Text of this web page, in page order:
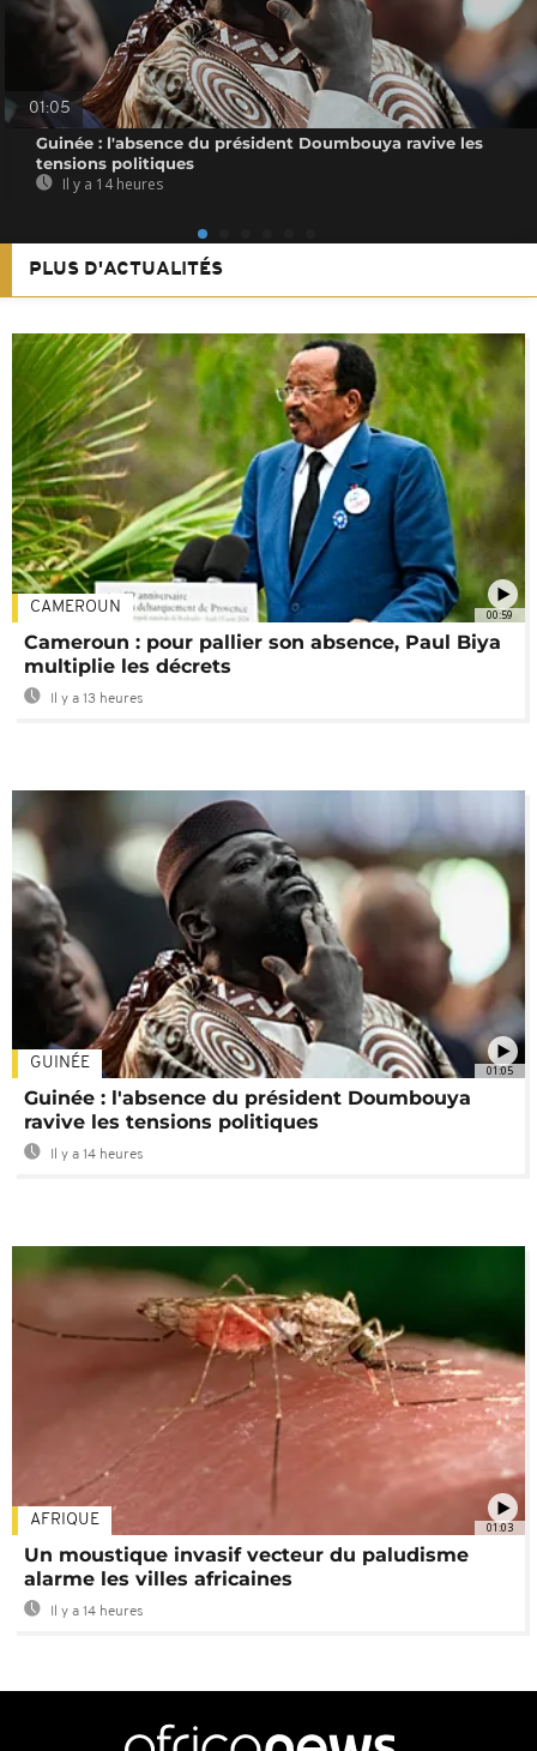
01:05
Guinée : l'absence du président Doumbouya ravive les
tensions politiques
Il y a 14 heures
PLUS D'ACTUALITÉS
00:59
CAMEROUN
Cameroun : pour pallier son absence, Paul Biya
multiplie les décrets
Il y a 13 heures
01:05
GUINÉE
Guinée : l'absence du président Doumbouya
ravive les tensions politiques
Il y a 14 heures
01:03
AFRIQUE
Un moustique invasif vecteur du paludisme
alarme les villes africaines
Il y a 14 heures